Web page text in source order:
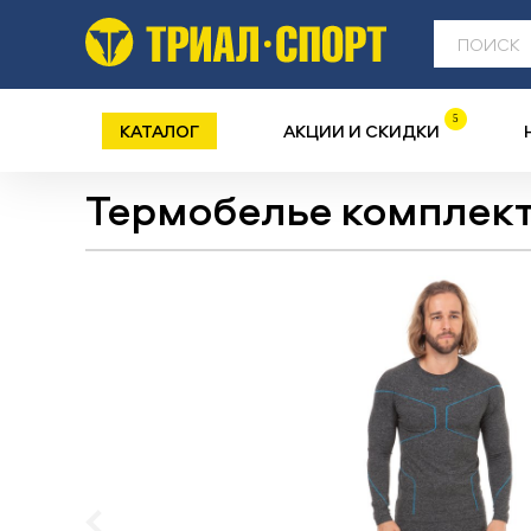
КАТАЛОГ АКЦИИ И СКИДКИ 5
Термобелье